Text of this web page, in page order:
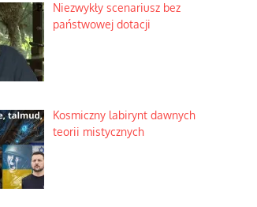
Niezwykły scenariusz bez
państwowej dotacji
Kosmiczny labirynt dawnych
teorii mistycznych